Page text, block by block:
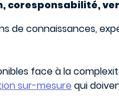
coresponsabilité,
de connaissances,
face à la
sur-mesure qui